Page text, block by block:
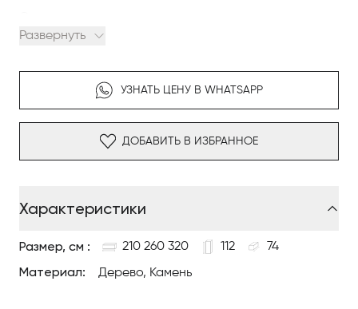
отделкой.
Каменные варианты: лавовый камень, порфир,
кардозо, бёла арджентата.
Ножки: Литой алюминий с отделкой в цвете
Дизайн стола Desco Outdoor отражает итальянские
традиции гостеприимства, сочетая прочность,
Развернуть
УЗНАТЬ ЦЕНУ В WHATSAPP
ДОБАВИТЬ В ИЗБРАННОЕ
Характеристики
Размер, см : 210 260 320 112 74
Материал: Дерево, Камень